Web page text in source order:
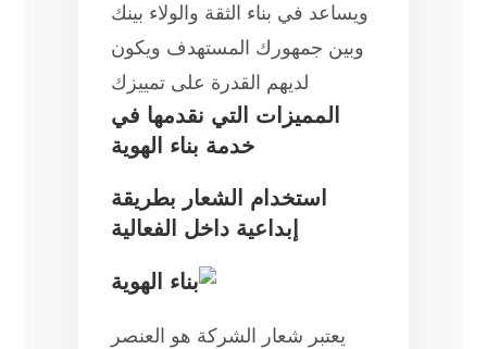
ويساعد في بناء الثقة والولاء بينك
وبين جمهورك المستهدف ويكون
لديهم القدرة على تمييزك
المميزات التي نقدمها في
خدمة بناء الهوية
استخدام الشعار بطريقة
إبداعية داخل الفعالية
يعتبر شعار الشركة هو العنصر